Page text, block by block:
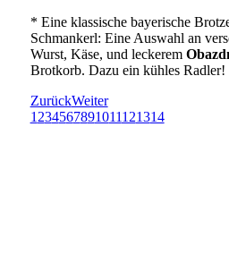
* Eine klassische bayerische
Schmankerl: Eine Auswahl an
Wurst, Käse, und leckerem
Brotkorb. Dazu ein kühles Radler!
ZurückWeiter
1 234567891011121314